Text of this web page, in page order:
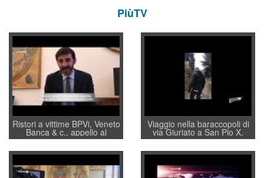
PiùTV
Ristori a vittime BPVi, Veneto
Banca & c., appello al
sottosegretario Alessio
Villarosa: per mettere ordine
convochi con Di Maio CNCU
a supporto della cabina di
regia al Mef
Viaggio nella baraccopoli di
via Giuriato a San Pio X.
Vicenza ai Vicentini: “faremo
un regalo di Natale ai
residenti”